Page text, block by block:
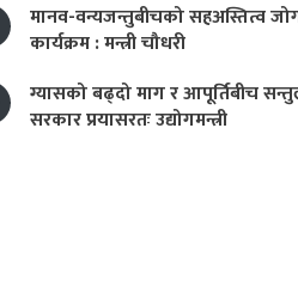
मानव-वन्यजन्तुबीचको सहअस्तित्व
कार्यक्रम : मन्त्री चौधरी
ग्यासको बढ्दो माग र आपूर्तिबीच
सरकार प्रयासरतः उद्योगमन्त्री